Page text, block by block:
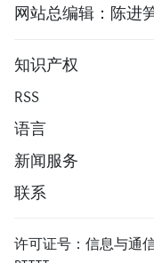
网站总编辑：陈进
知识产权
RSS
语言
新闻服务
联系
许可证号：信息与通